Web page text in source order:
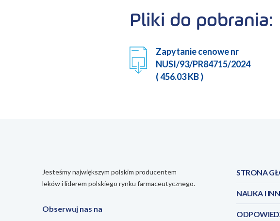
Pliki do pobrania:
Zapytanie cenowe nr
NUSI/93/PR84715/2024
( 456.03 KB )
Jesteśmy największym polskim producentem
leków i liderem polskiego rynku farmaceutycznego.
Obserwuj nas na
STRONA
NAUKA I